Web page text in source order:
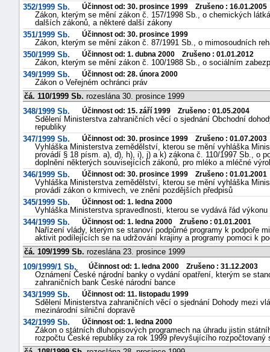
352/1999 Sb.
Účinnost od: 30. prosince 1999 Zrušeno : 16.01.2005
Zákon, kterým se mění zákon č. 157/1998 Sb., o chemických
dalších zákonů, a některé další zákony
351/1999 Sb.
Účinnost od: 30. prosince 1999
Zákon, kterým se mění zákon č. 87/1991 Sb., o mimosoudních
350/1999 Sb.
Účinnost od: 1. dubna 2000 Zrušeno : 01.01.2012
Zákon, kterým se mění zákon č. 100/1988 Sb., o sociálním
349/1999 Sb.
Účinnost od: 28. února 2000
Zákon o Veřejném ochránci práv
čá. 110/1999 Sb. rozeslána 30. prosince 1999
348/1999 Sb.
Účinnost od: 15. září 1999 Zrušeno : 01.05.2004
Sdělení Ministerstva zahraničních věcí o sjednání Obchodní
republiky
347/1999 Sb.
Účinnost od: 30. prosince 1999 Zrušeno : 01.07.2003
Vyhláška Ministerstva zemědělství, kterou se mění vyhláška
provádí § 18 písm. a), d), h), i), j) a k) zákona č. 110/1997 Sb., o
doplnění některých souvisejících zákonů, pro mléko a mléčné
346/1999 Sb.
Účinnost od: 30. prosince 1999 Zrušeno : 01.01.2001
Vyhláška Ministerstva zemědělství, kterou se mění vyhláška
provádí zákon o krmivech, ve znění pozdějších předpisů
345/1999 Sb.
Účinnost od: 1. ledna 2000
Vyhláška Ministerstva spravedlnosti, kterou se vydává řád
344/1999 Sb.
Účinnost od: 1. ledna 2000 Zrušeno : 01.01.2001
Nařízení vlády, kterým se stanoví podpůrné programy k podpoře
aktivit podílejících se na udržování krajiny a programy pomoci k
čá. 109/1999 Sb. rozeslána 23. prosince 1999
109/1999/1 Sb.
Účinnost od: 1. ledna 2000 Zrušeno : 31.12.2003
Oznámení České národní banky o vydání opatření, kterým se
zahraničních bank České národní bance
343/1999 Sb.
Účinnost od: 11. listopadu 1999
Sdělení Ministerstva zahraničních věcí o sjednání Dohody mezi
mezinárodní silniční dopravě
342/1999 Sb.
Účinnost od: 1. ledna 2000
Zákon o státních dluhopisových programech na úhradu jistin
rozpočtu České republiky za rok 1999 převyšujícího rozpočtovaný
-
náhrady
škod"